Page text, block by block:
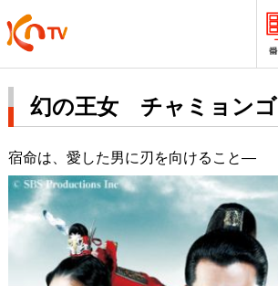
幻の王女 チャミョンゴ
宿命は、愛した男に刃を向けること―